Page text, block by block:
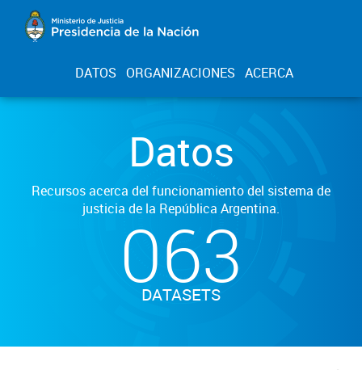
DATOS ORGANIZACIONES ACERCA
Datos
Recursos acerca del funcionamiento del sistema de
justicia de la República Argentina.
063
DATASETS